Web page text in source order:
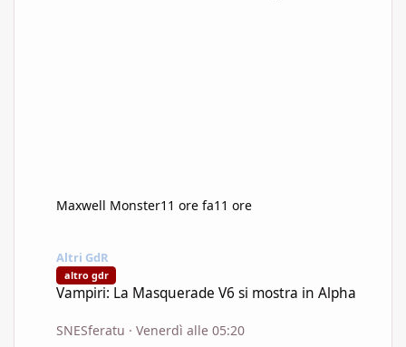
Maxwell Monster11 ore fa11 ore
Altri GdR
altro gdr
Vampiri: La Masquerade V6 si mostra in Alpha
SNESferatu ·Venerdì alle 05:20